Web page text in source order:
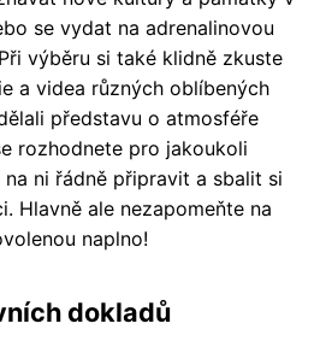
se vydat na adrenalinovou
výběru si také klidně zkuste
a videa různých oblíbených
představu o atmosféře
rozhodnete pro jakoukoli
ni řádně připravit a sbalit si
Hlavně ale nezapomeňte na
naplno!
dokladů